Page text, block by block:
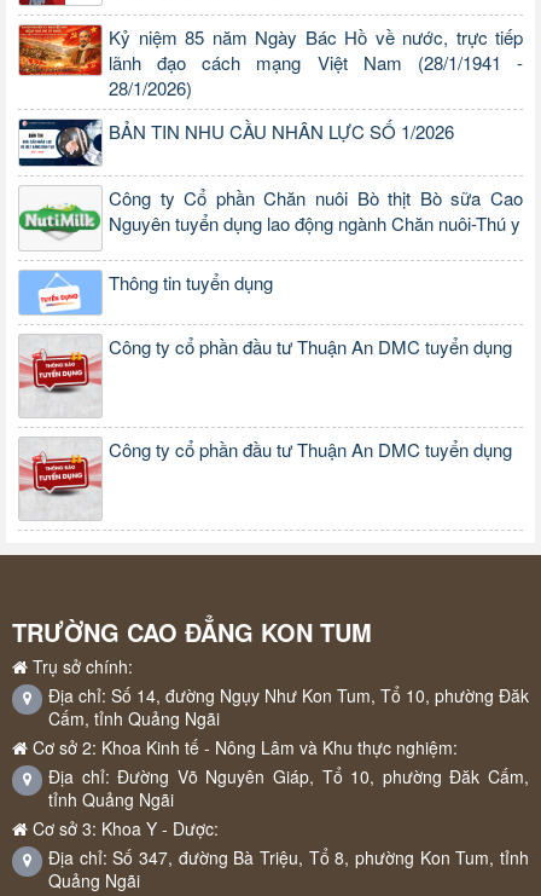
Kỷ niệm 85 năm Ngày Bác Hồ về nước, trực tiếp
lãnh đạo cách mạng Việt Nam (28/1/1941 -
28/1/2026)
BẢN TIN NHU CẦU NHÂN LỰC SỐ 1/2026
Công ty Cổ phần Chăn nuôi Bò thịt Bò sữa Cao
Nguyên tuyển dụng lao động ngành Chăn nuôi-Thú y
Thông tin tuyển dụng
Công ty cổ phần đầu tư Thuận An DMC tuyển dụng
Công ty cổ phần đầu tư Thuận An DMC tuyển dụng
TRƯỜNG CAO ĐẲNG KON TUM
Trụ sở chính:
Địa chỉ: Số 14, đường Ngụy Như Kon Tum, Tổ 10, phường Đăk
Cấm, tỉnh Quảng Ngãi
Cơ sở 2: Khoa Kinh tế - Nông Lâm và Khu thực nghiệm:
Địa chỉ: Đường Võ Nguyên Giáp, Tổ 10, phường Đăk Cấm,
tỉnh Quảng Ngãi
Cơ sở 3: Khoa Y - Dược:
Địa chỉ: Số 347, đường Bà Triệu, Tổ 8, phường Kon Tum, tỉnh
Quảng Ngãi